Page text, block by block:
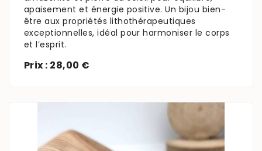
apaisement et énergie positive. Un bijou bien-
être aux propriétés lithothérapeutiques
exceptionnelles, idéal pour harmoniser le corps
et l’esprit.
Prix : 28,00 €